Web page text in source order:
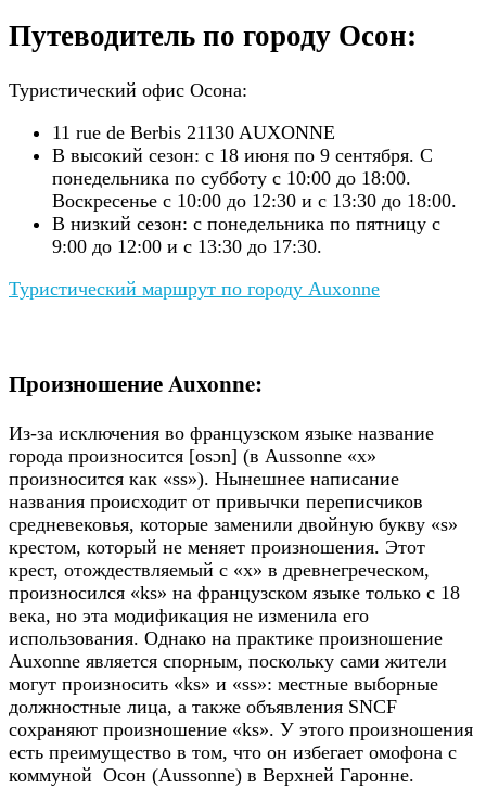
Путеводитель по городу Осон:
Туристический офис Осона:
11 rue de Berbis 21130 AUXONNE
В высокий сезон: с 18 июня по 9 сентября. С
понедельника по субботу с 10:00 до 18:00.
Воскресенье с 10:00 до 12:30 и с 13:30 до 18:00.
В низкий сезон: с понедельника по пятницу с
9:00 до 12:00 и с 13:30 до 17:30.
Туристический маршрут по городу Auxonne
Произношение Auxonne:
Из-за исключения во французском языке название
города произносится [osɔn] (в Aussonne «x»
произносится как «ss»). Нынешнее написание
названия происходит от привычки переписчиков
средневековья, которые заменили двойную букву «s»
крестом, который не меняет произношения. Этот
крест, отождествляемый с «x» в древнегреческом,
произносился «ks» на французском языке только с 18
века, но эта модификация не изменила его
использования. Однако на практике произношение
Auxonne является спорным, поскольку сами жители
могут произносить «ks» и «ss»: местные выборные
должностные лица, а также объявления SNCF
сохраняют произношение «ks». У этого произношения
есть преимущество в том, что он избегает омофона с
коммуной Осон (Aussonne) в Верхней Гаронне.